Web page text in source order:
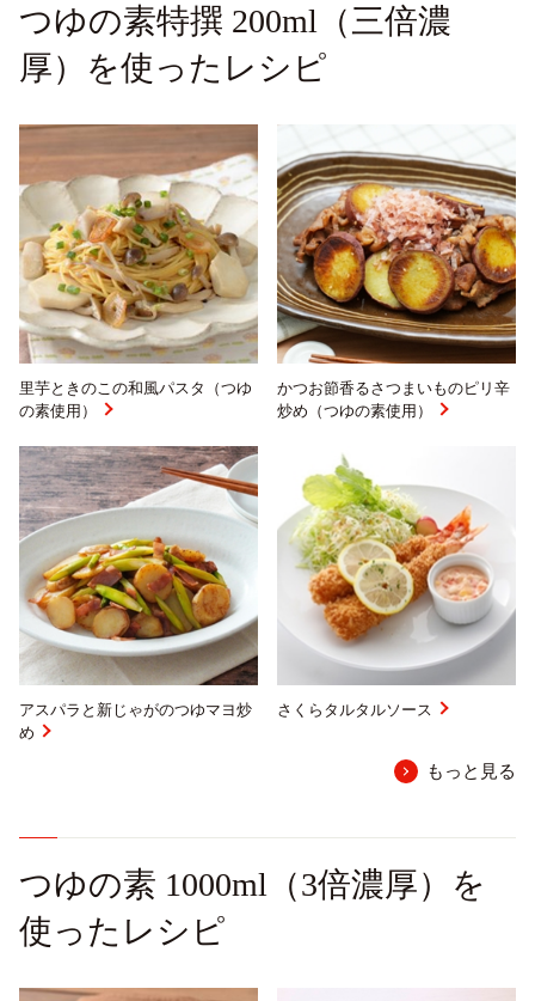
つゆの素特撰 200ml（三倍濃
厚）を使ったレシピ
里芋ときのこの和風パスタ（つゆ
の素使用）
かつお節香るさつまいものピリ辛
炒め（つゆの素使用）
アスパラと新じゃがのつゆマヨ炒
め
さくらタルタルソース
もっと見る
つゆの素 1000ml（3倍濃厚）を
使ったレシピ